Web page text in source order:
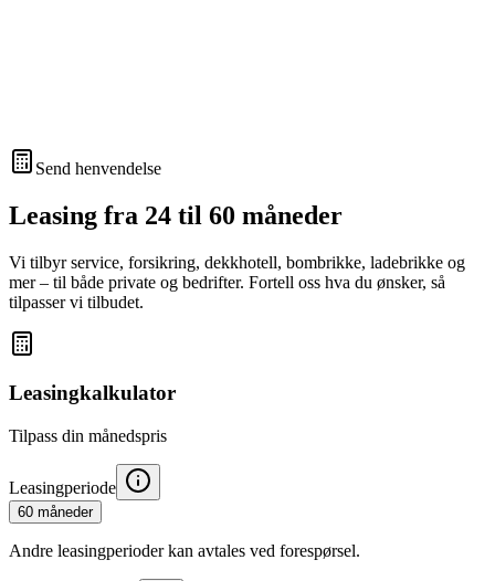
Send henvendelse
Leasing fra 24 til 60 måneder
Vi tilbyr service, forsikring, dekkhotell, bombrikke, ladebrikke og
mer – til både private og bedrifter. Fortell oss hva du ønsker, så
tilpasser vi tilbudet.
Leasingkalkulator
Tilpass din månedspris
Leasingperiode
60 måneder
Andre leasingperioder kan avtales ved forespørsel.